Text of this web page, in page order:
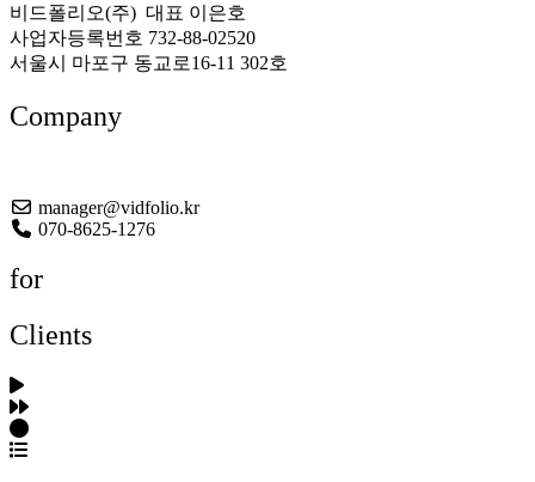
비드폴리오(주) 대표 이은호
사업자등록번호 732-88-02520
서울시 마포구 동교로16-11 302호
Company
manager@vidfolio.kr
070-8625-1276
for
Clients